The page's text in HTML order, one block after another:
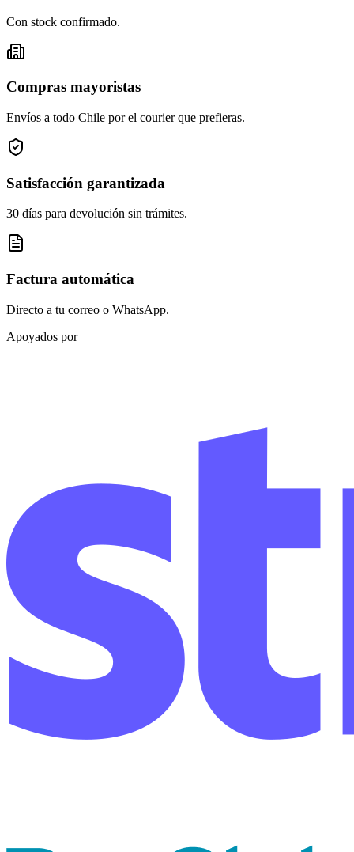
Con stock confirmado.
Compras mayoristas
Envíos a todo Chile por el courier que prefieras.
Satisfacción garantizada
30 días para devolución sin trámites.
Factura automática
Directo a tu correo o WhatsApp.
Apoyados por